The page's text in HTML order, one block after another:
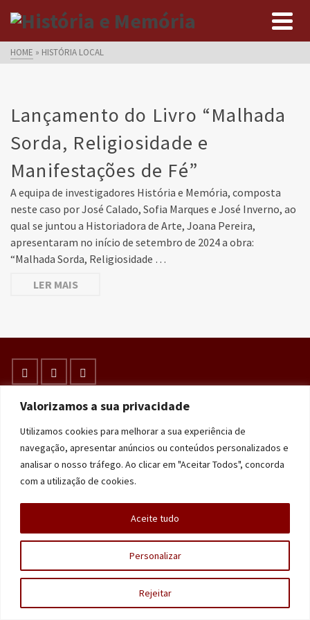
Valorizamos a sua privacidade
Utilizamos cookies para melhorar a sua experiência de
navegação, apresentar anúncios ou conteúdos personalizados e
analisar o nosso tráfego. Ao clicar em "Aceitar Todos", concorda
com a utilização de cookies.
Personalizar
Rejeitar
Aceite tudo
HOME » HISTÓRIA LOCAL
Lançamento do Livro “Malhada
Sorda, Religiosidade e
Manifestações de Fé”
A equipa de investigadores História e Memória, composta
neste caso por José Calado, Sofia Marques e José Inverno, ao
qual se juntou a Historiadora de Arte, Joana Pereira,
apresentaram no início de setembro de 2024 a obra:
“Malhada Sorda, Religiosidade …
LER MAIS
© 2026 História e Memória